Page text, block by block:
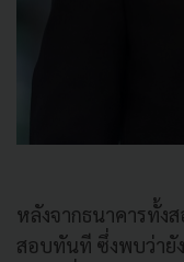
หลังจากธนาคารทั้ง
สอบทันที ซึ่งพบว่ายั